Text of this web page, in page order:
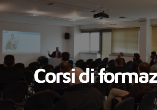
Corsi di